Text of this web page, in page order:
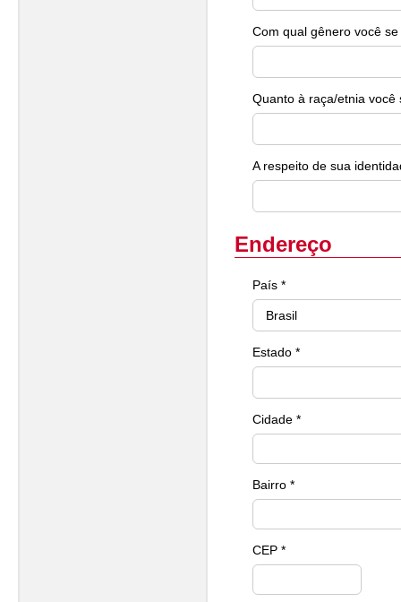
Com qual gênero você
Quanto à raça/etnia você
A respeito de sua
Endereço
País *
Estado *
Cidade *
Bairro *
CEP *